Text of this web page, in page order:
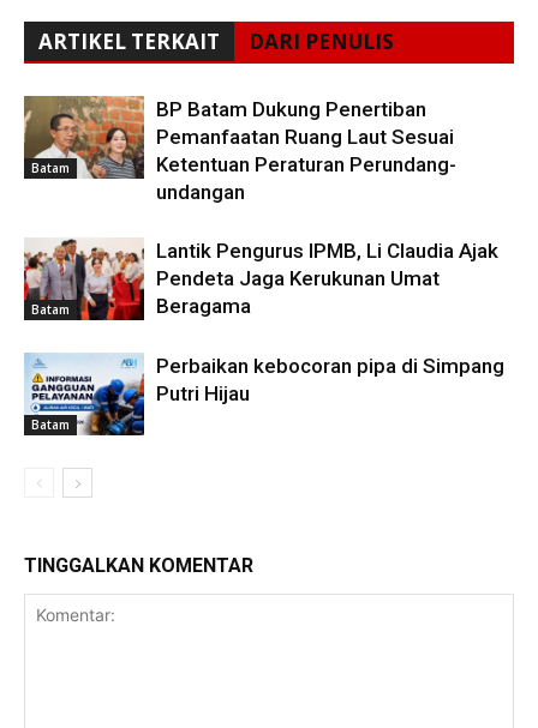
ARTIKEL TERKAIT DARI PENULIS
Batam
BP Batam Dukung Penertiban
Pemanfaatan Ruang Laut Sesuai
Ketentuan Peraturan Perundang-
undangan
Batam
Lantik Pengurus IPMB, Li Claudia Ajak
Pendeta Jaga Kerukunan Umat
Beragama
Batam
Perbaikan kebocoran pipa di Simpang
Putri Hijau
TINGGALKAN KOMENTAR